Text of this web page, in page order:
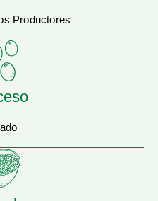
Productores